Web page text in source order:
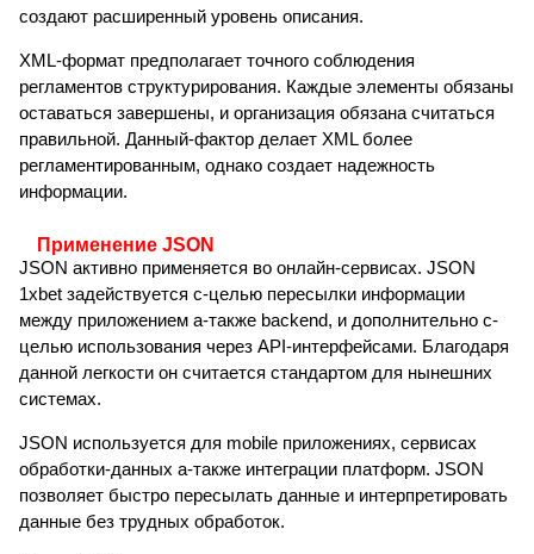
создают расширенный уровень описания.
XML-формат предполагает точного соблюдения
регламентов структурирования. Каждые элементы обязаны
оставаться завершены, и организация обязана считаться
правильной. Данный-фактор делает XML более
регламентированным, однако создает надежность
информации.
Применение JSON
JSON активно применяется во онлайн-сервисах. JSON
1xbet задействуется с-целью пересылки информации
между приложением а-также backend, и дополнительно с-
целью использования через API-интерфейсами. Благодаря
данной легкости он считается стандартом для нынешних
системах.
JSON используется для mobile приложениях, сервисах
обработки-данных а-также интеграции платформ. JSON
позволяет быстро пересылать данные и интерпретировать
данные без трудных обработок.